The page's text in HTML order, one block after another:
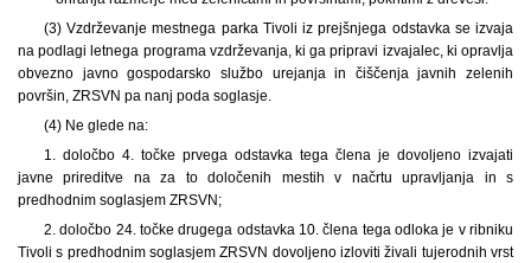
(3) Vzdrževanje mestnega parka Tivoli iz prejšnjega odstavka se izvaja
na podlagi letnega programa vzdrževanja, ki ga pripravi izvajalec, ki opravlja
obvezno javno gospodarsko službo urejanja in čiščenja javnih zelenih
površin, ZRSVN pa nanj poda soglasje.
(4) Ne glede na:
1. določbo 4. točke prvega odstavka tega člena je dovoljeno izvajati
javne prireditve na za to določenih mestih v načrtu upravljanja in s
predhodnim soglasjem ZRSVN;
2. določbo 24. točke drugega odstavka 10. člena tega odloka je v ribniku
Tivoli s predhodnim soglasjem ZRSVN dovoljeno izloviti živali tujerodnih vrst